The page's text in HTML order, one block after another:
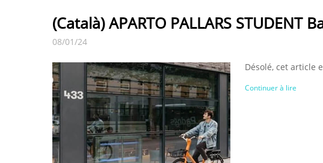
(Català) APARTO PALLARS STUDENT
08/01/24
Désolé, cet article
Continuer à lire